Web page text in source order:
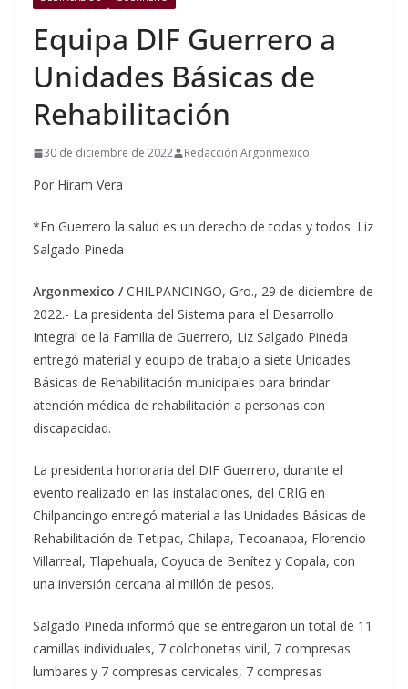
Equipa DIF Guerrero a
Unidades Básicas de
Rehabilitación
30 de diciembre de 2022 Redacción Argonmexico
Por Hiram Vera
*En Guerrero la salud es un derecho de todas y todos: Liz
Salgado Pineda
Argonmexico /CHILPANCINGO, Gro., 29 de diciembre de
2022.- La presidenta del Sistema para el Desarrollo
Integral de la Familia de Guerrero, Liz Salgado Pineda
entregó material y equipo de trabajo a siete Unidades
Básicas de Rehabilitación municipales para brindar
atención médica de rehabilitación a personas con
discapacidad.
La presidenta honoraria del DIF Guerrero, durante el
evento realizado en las instalaciones, del CRIG en
Chilpancingo entregó material a las Unidades Básicas de
Rehabilitación de Tetipac, Chilapa, Tecoanapa, Florencio
Villarreal, Tlapehuala, Coyuca de Benítez y Copala, con
una inversión cercana al millón de pesos.
Salgado Pineda informó que se entregaron un total de 11
camillas individuales, 7 colchonetas vinil, 7 compresas
lumbares y 7 compresas cervicales, 7 compresas